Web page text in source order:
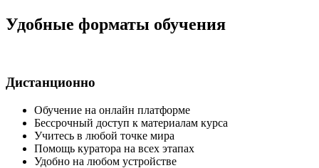
Удобные форматы обучения
Дистанционно
Обучение на онлайн платформе
Бессрочный доступ к материалам курса
Учитесь в любой точке мира
Помощь куратора на всех этапах
Удобно на любом устройстве